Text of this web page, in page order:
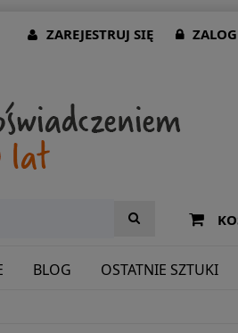
ZAREJESTRUJ SIĘ
BLOG OSTATNIE SZTUKI